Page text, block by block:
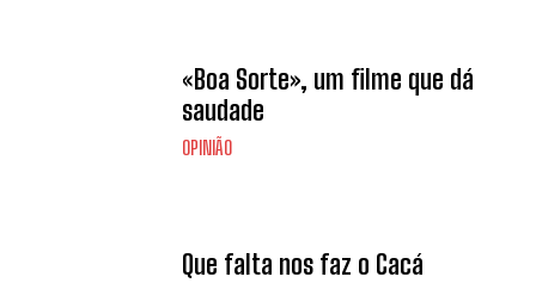
«Boa Sorte», um filme que dá
saudade
OPINIÃO
Que falta nos faz o Cacá